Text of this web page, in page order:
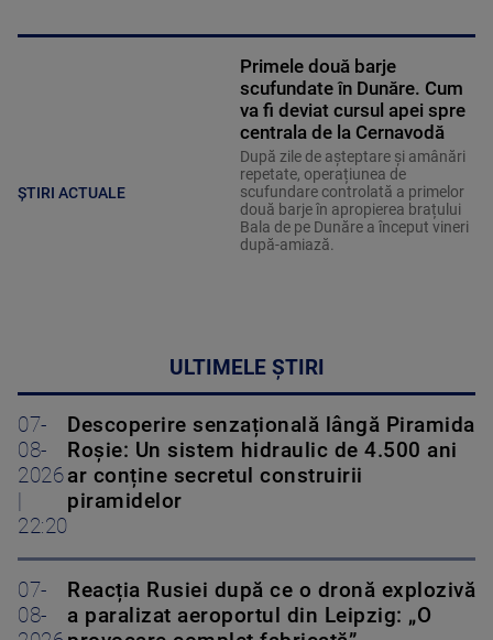
ȘTIRI ACTUALE
Primele două barje
scufundate în Dunăre. Cum
va fi deviat cursul apei spre
centrala de la Cernavodă
După zile de așteptare și amânări
repetate, operațiunea de
scufundare controlată a primelor
două barje în apropierea brațului
Bala de pe Dunăre a început vineri
după-amiază.
ULTIMELE ȘTIRI
07-
08-
2026
22:20
Descoperire senzațională lângă Piramida
Roșie: Un sistem hidraulic de 4.500 ani
ar conține secretul construirii
piramidelor
07-
08-
Reacția Rusiei după ce o dronă explozivă
a paralizat aeroportul din Leipzig: „O